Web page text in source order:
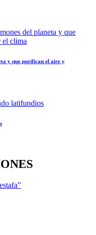
y que purifican el aire y